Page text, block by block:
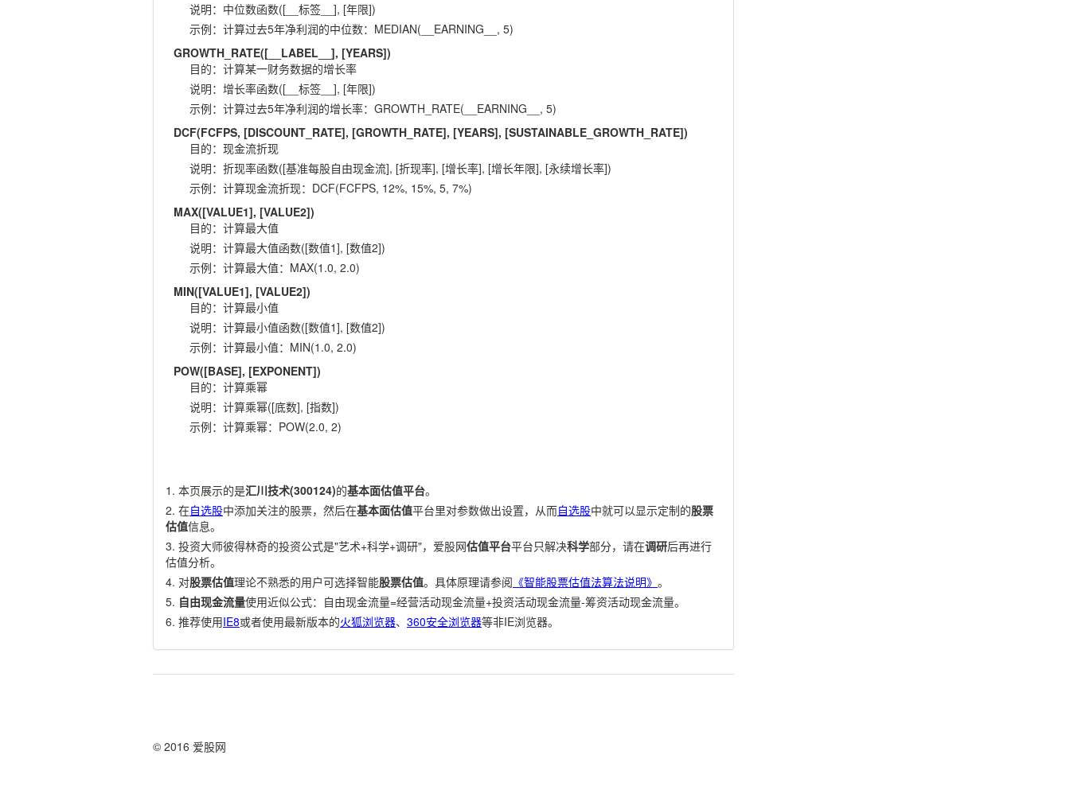
说明： 中位数函数([__标签__], [年限])
示例： 计算过去5年净利润的中位数：MEDIAN(__EARNING__, 5)
GROWTH_RATE([__LABEL__], [YEARS])
目的： 计算某一财务数据的增长率
说明： 增长率函数([__标签__], [年限])
示例： 计算过去5年净利润的增长率：GROWTH_RATE(__EARNING__, 5)
DCF(FCFPS, [DISCOUNT_RATE], [GROWTH_RATE], [YEARS], [SUSTAINABLE_GROWTH_RATE])
目的： 现金流折现
说明： 折现率函数([基准每股自由现金流], [折现率], [增长率], [增长年限], [永续增长率])
示例： 计算现金流折现：DCF(FCFPS, 12%, 15%, 5, 7%)
MAX([VALUE1], [VALUE2])
目的： 计算最大值
说明： 计算最大值函数([数值1], [数值2])
示例： 计算最大值：MAX(1.0, 2.0)
MIN([VALUE1], [VALUE2])
目的： 计算最小值
说明： 计算最小值函数([数值1], [数值2])
示例： 计算最小值：MIN(1.0, 2.0)
POW([BASE], [EXPONENT])
目的： 计算乘幂
说明： 计算乘幂([底数], [指数])
示例： 计算乘幂：POW(2.0, 2)
本页展示的是汇川技术(300124)的基本面估值平台。
在自选股中添加关注的股票，然后在基本面估值平台里对参数做出设置，从而自选股中就可以显示定制的股票
估值信息。
投资大师彼得林奇的投资公式是"艺术+科学+调研"，爱股网估值平台平台只解决科学部分，请在调研后再进行
估值分析。
对股票估值理论不熟悉的用户可选择智能股票估值。具体原理请参阅 《智能股票估值法算法说明》 。
自由现金流量使用近似公式：自由现金流量=经营活动现金流量+投资活动现金流量-筹资活动现金流量。
推荐使用IE8或者使用最新版本的火狐浏览器、 360安全浏览器等非IE浏览器。
© 2016 爱股网